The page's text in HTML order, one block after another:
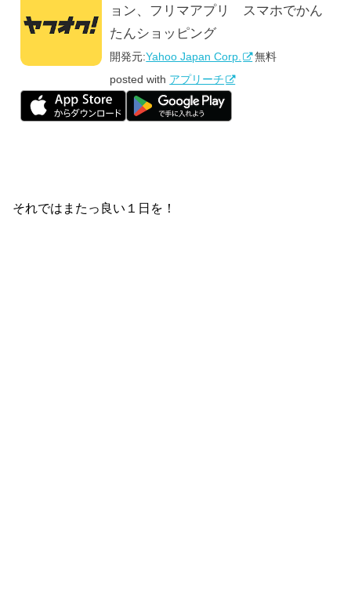
ョン、フリマアプリ スマホでかん
たんショッピング
開発元:Yahoo Japan Corp.
無料
posted with アプリーチ
それではまたっ良い１日を！